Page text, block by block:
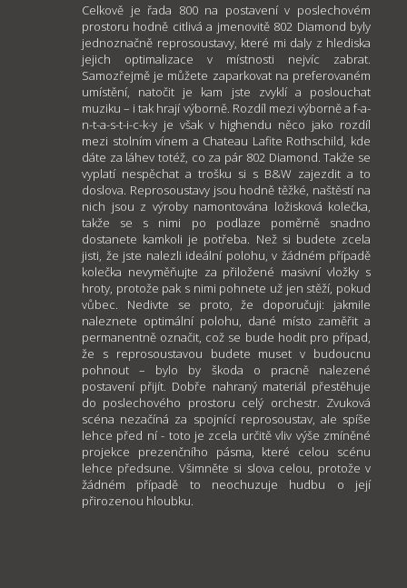
Celkově je řada 800 na postavení v poslechovém
prostoru hodně citlivá a jmenovitě 802 Diamond byly
jednoznačně reprosoustavy, které mi daly z hlediska
jejich optimalizace v místnosti nejvíc zabrat.
Samozřejmě je můžete zaparkovat na preferovaném
umístění, natočit je kam jste zvyklí a poslouchat
muziku – i tak hrají výborně. Rozdíl mezi výborně a f-a-
n-t-a-s-t-i-c-k-y je však v highendu něco jako rozdíl
mezi stolním vínem a Chateau Lafite Rothschild, kde
dáte za láhev totéž, co za pár 802 Diamond. Takže se
vyplatí nespěchat a trošku si s B&W zajezdit a to
doslova. Reprosoustavy jsou hodně těžké, naštěstí na
nich jsou z výroby namontována ložisková kolečka,
takže se s nimi po podlaze poměrně snadno
dostanete kamkoli je potřeba. Než si budete zcela
jisti, že jste nalezli ideální polohu, v žádném případě
kolečka nevyměňujte za přiložené masivní vložky s
hroty, protože pak s nimi pohnete už jen stěží, pokud
vůbec. Nedivte se proto, že doporučuji: jakmile
naleznete optimální polohu, dané místo zaměřit a
permanentně označit, což se bude hodit pro případ,
že s reprosoustavou budete muset v budoucnu
pohnout – bylo by škoda o pracně nalezené
postavení přijít. Dobře nahraný materiál přestěhuje
do poslechového prostoru celý orchestr. Zvuková
scéna nezačíná za spojnící reprosoustav, ale spíše
lehce před ní - toto je zcela určitě vliv výše zmíněné
projekce prezenčního pásma, které celou scénu
lehce předsune. Všimněte si slova celou, protože v
žádném případě to neochuzuje hudbu o její
přirozenou hloubku.